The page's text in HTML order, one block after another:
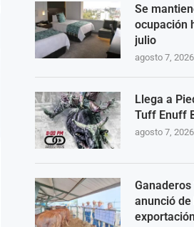
Se
ocupación
julio
agosto 7, 2026
Llega a
Tuff Enuff
agosto 7, 2026
Ganaderos
anunció
exportación